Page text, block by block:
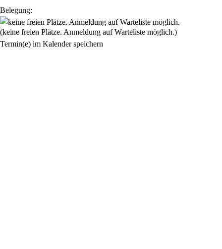
Belegung:
(keine freien Plätze. Anmeldung auf Warteliste möglich.)
Termin(e) im Kalender speichern